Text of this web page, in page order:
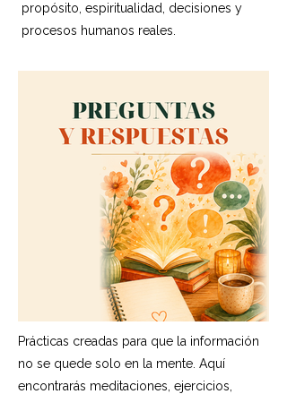
propósito, espiritualidad, decisiones y
procesos humanos reales.
Prácticas creadas para que la información
no se quede solo en la mente. Aquí
encontrarás meditaciones, ejercicios,